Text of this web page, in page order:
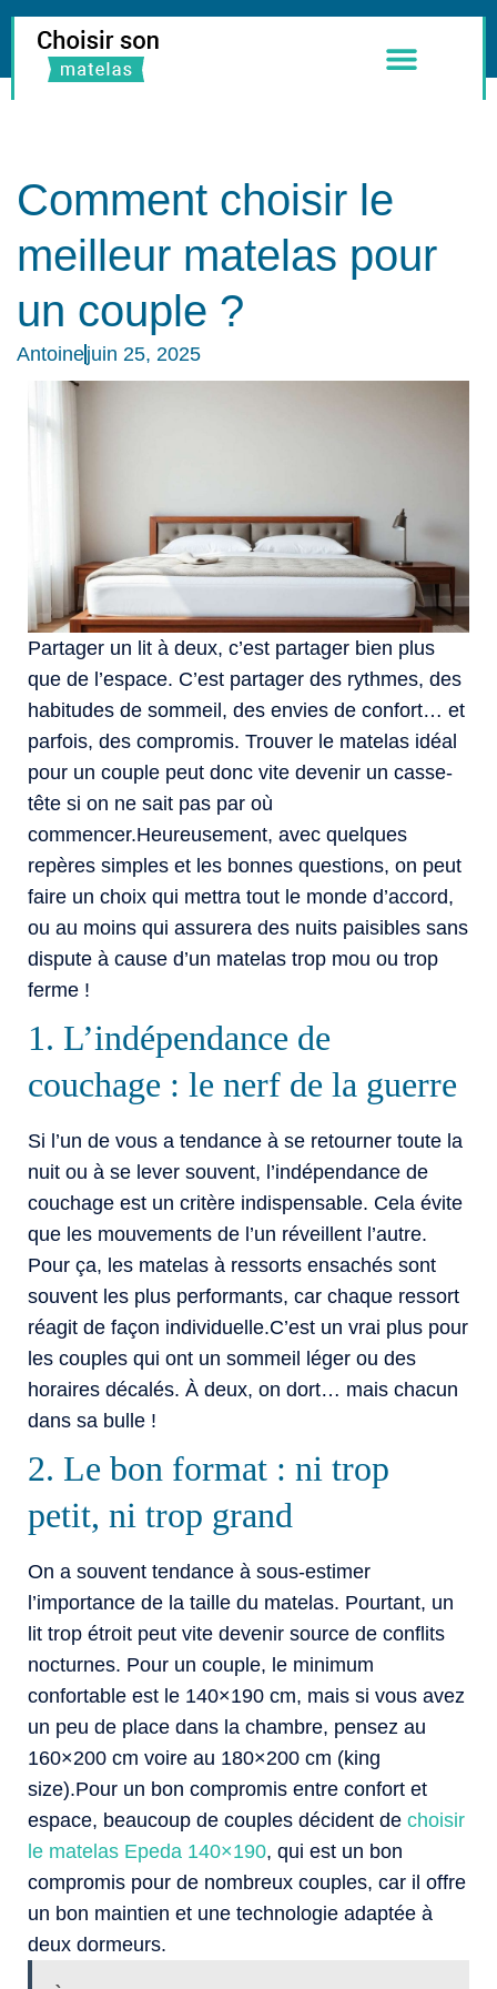
Comment choisir le
meilleur matelas pour
un couple ?
Antoinejuin 25, 2025
Partager un lit à deux, c’est partager bien plus
que de l’espace. C’est partager des rythmes, des
habitudes de sommeil, des envies de confort… et
parfois, des compromis. Trouver le matelas idéal
pour un couple peut donc vite devenir un casse-
tête si on ne sait pas par où
commencer.Heureusement, avec quelques
repères simples et les bonnes questions, on peut
faire un choix qui mettra tout le monde d’accord,
ou au moins qui assurera des nuits paisibles sans
dispute à cause d’un matelas trop mou ou trop
ferme !
1. L’indépendance de
couchage : le nerf de la guerre
Si l’un de vous a tendance à se retourner toute la
nuit ou à se lever souvent, l’indépendance de
couchage est un critère indispensable. Cela évite
que les mouvements de l’un réveillent l’autre.
Pour ça, les matelas à ressorts ensachés sont
souvent les plus performants, car chaque ressort
réagit de façon individuelle.C’est un vrai plus pour
les couples qui ont un sommeil léger ou des
horaires décalés. À deux, on dort… mais chacun
dans sa bulle !
2. Le bon format : ni trop
petit, ni trop grand
On a souvent tendance à sous-estimer
l’importance de la taille du matelas. Pourtant, un
lit trop étroit peut vite devenir source de conflits
nocturnes. Pour un couple, le minimum
confortable est le 140×190 cm, mais si vous avez
un peu de place dans la chambre, pensez au
160×200 cm voire au 180×200 cm (king
size).Pour un bon compromis entre confort et
espace, beaucoup de couples décident de choisir
le matelas Epeda 140×190, qui est un bon
compromis pour de nombreux couples, car il offre
un bon maintien et une technologie adaptée à
deux dormeurs.